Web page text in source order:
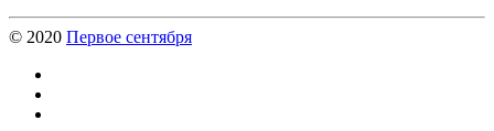
© 2020 Первое сентября